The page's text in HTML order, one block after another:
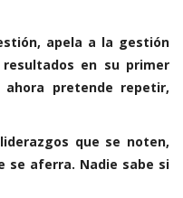
apela a la gestión
en su primer
pretende repetir,
que se noten,
se aferra. Nadie sabe si